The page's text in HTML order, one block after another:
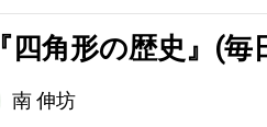
『四角形の歴史』(毎
南 伸坊